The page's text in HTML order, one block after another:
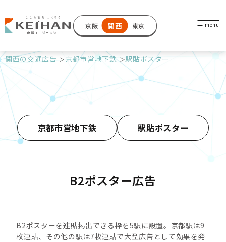
京阪 関西 東京
関西の交通広告 京都市営地下鉄 駅貼ポスター
京都市営地下鉄 駅貼ポスター
B2ポスター広告
B2ポスターを連貼掲出できる枠を5駅に設置。京都駅は9
枚連貼、その他の駅は7枚連貼で大型広告として効果を発